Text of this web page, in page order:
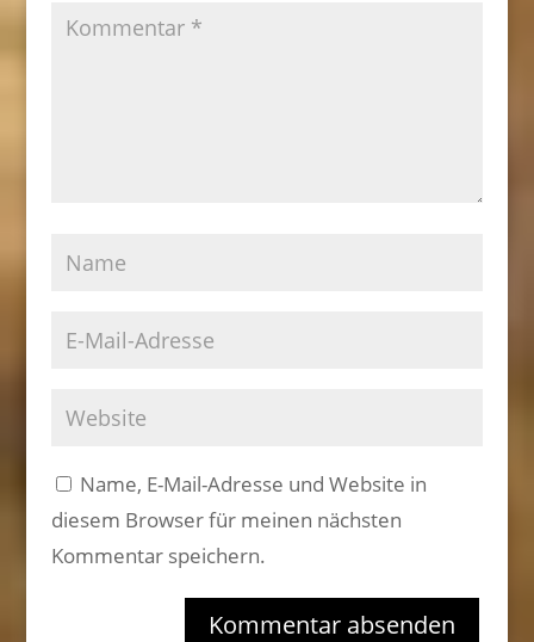
Name, E-Mail-Adresse und Website in
diesem Browser für meinen nächsten
Kommentar speichern.